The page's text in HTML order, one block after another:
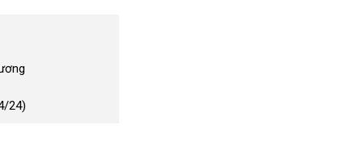
24)